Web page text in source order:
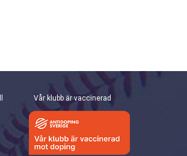
Vår klubb är vaccinerad